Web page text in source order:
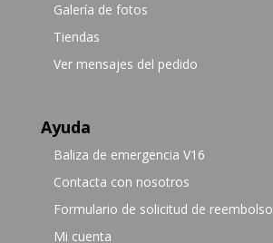
Galería de fotos
Tiendas
Ver mensajes del pedido
Ayuda
Baliza de emergencia V16
Contacta con nosotros
Formulario de solicitud de reembolso
Mi cuenta